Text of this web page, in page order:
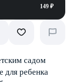
149 ₽
садом
для ребенка